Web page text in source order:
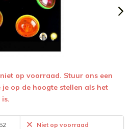
op voorraad. Stuur ons een
op de hoogte stellen als het
Niet op voorraad